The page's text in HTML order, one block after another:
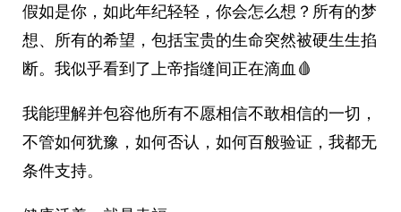
假如是你，如此年纪轻轻，你会怎么想？所有的梦
想、所有的希望，包括宝贵的生命突然被硬生生掐
断。我似乎看到了上帝指缝间正在滴血🩸
我能理解并包容他所有不愿相信不敢相信的一切，
不管如何犹豫，如何否认，如何百般验证，我都无
条件支持。